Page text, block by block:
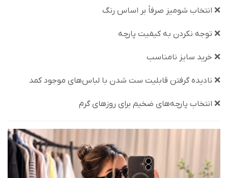
❌ انتخاب شومیز صرفاً بر اساس رنگ
❌ توجه نکردن به کیفیت پارچه
❌ خرید سایز نامناسب
❌ نادیده گرفتن قابلیت ست شدن با لباس‌های موجود کمد
❌ انتخاب پارچه‌های ضخیم برای روزهای گرم